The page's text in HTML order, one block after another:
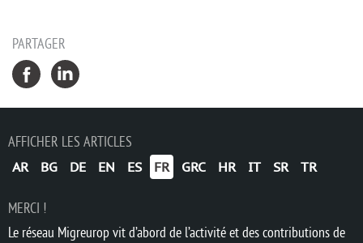
PARTAGER
AFFICHER LES ARTICLES
AR BG DE EN ES FR GRC HR IT SR TR
MERCI !
Le réseau Migreurop vit d’abord de l’activité et des contributions de